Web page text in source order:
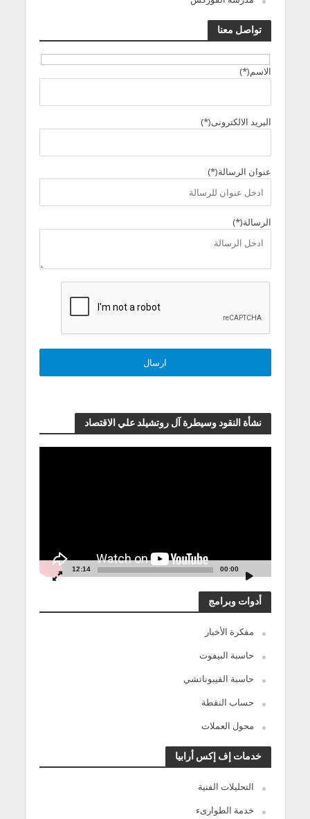
تواصل معنا
الاسم(*)
البريد الالكترونى(*)
عنوان الرسالة(*)
الرسالة(*)
نشأة النقود وسيطرة آل روتشيلد علي الاقتصاد
00:00
12:14
أدوات وبرامج
مفكرة الأخبار
حاسبة البيفوت
حاسبة الفيبوناتشي
حساب النقطة
محول العملات
خدمات إف إكس أرابيا
التحليلات الفنية
خدمة الطوارىء